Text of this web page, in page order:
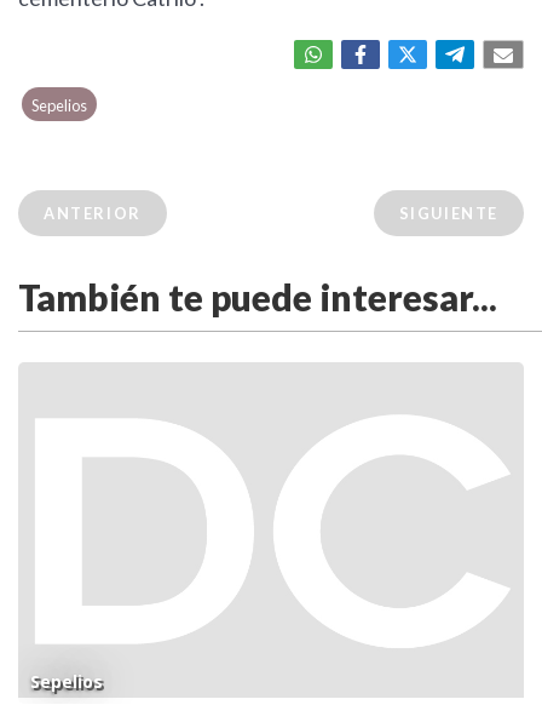
Sepelios
ANTERIOR SIGUIENTE
También te puede interesar...
Sepelios